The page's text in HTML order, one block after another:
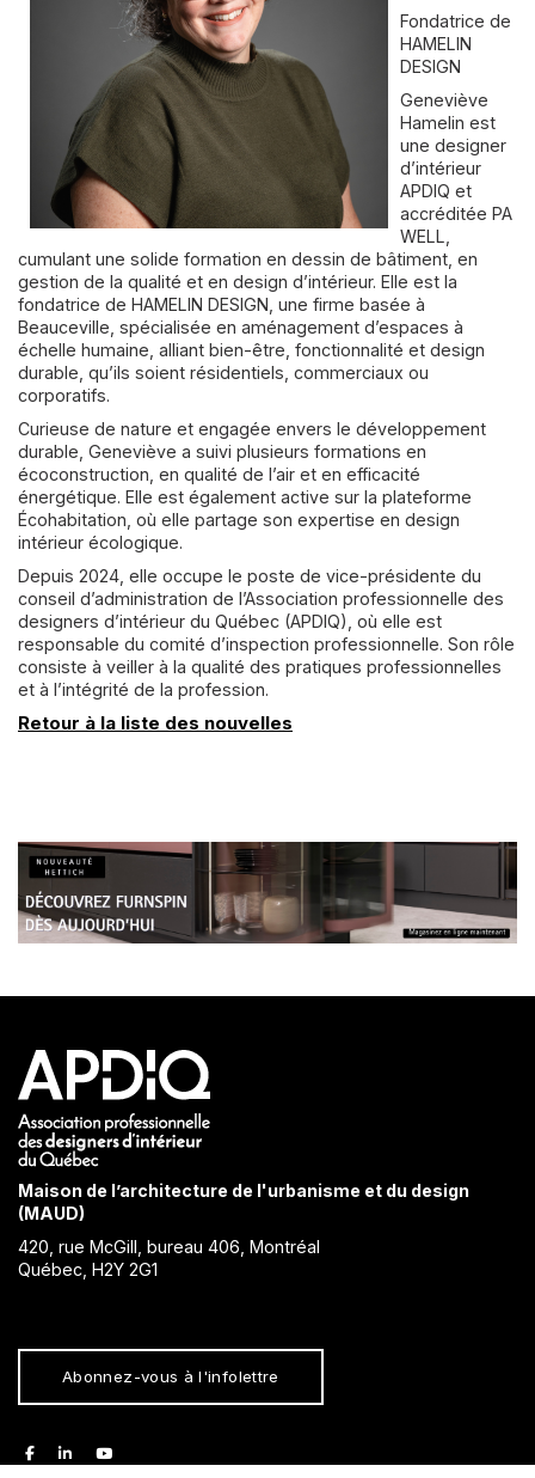
Fondatrice de
HAMELIN
DESIGN
Geneviève
Hamelin est
une designer
d’intérieur
APDIQ et
accréditée PA
WELL,
cumulant une solide formation en dessin de bâtiment, en
gestion de la qualité et en design d’intérieur. Elle est la
fondatrice de HAMELIN DESIGN, une firme basée à
Beauceville, spécialisée en aménagement d’espaces à
échelle humaine, alliant bien-être, fonctionnalité et design
durable, qu’ils soient résidentiels, commerciaux ou
corporatifs.
Curieuse de nature et engagée envers le développement
durable, Geneviève a suivi plusieurs formations en
écoconstruction, en qualité de l’air et en efficacité
énergétique. Elle est également active sur la plateforme
Écohabitation, où elle partage son expertise en design
intérieur écologique.
Depuis 2024, elle occupe le poste de vice-présidente du
conseil d’administration de l’Association professionnelle des
designers d’intérieur du Québec (APDIQ), où elle est
responsable du comité d’inspection professionnelle. Son rôle
consiste à veiller à la qualité des pratiques professionnelles
et à l’intégrité de la profession.
Retour à la liste des nouvelles
Maison de l’architecture de l'urbanisme et du design
(MAUD)
420, rue McGill, bureau 406, Montréal
Québec, H2Y 2G1
Abonnez-vous à l'infolettre
facebooklinkedinyoutube